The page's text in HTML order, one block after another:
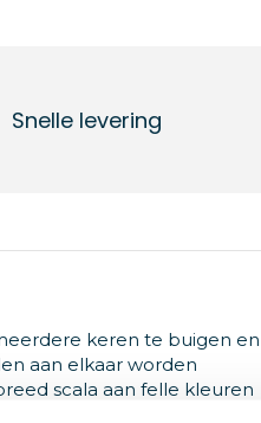
Snelle levering
keren te buigen en
aan elkaar worden
scala aan felle kleuren